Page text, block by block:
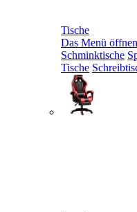
Tische
Das Menü öffnen
Schminktische
Tische